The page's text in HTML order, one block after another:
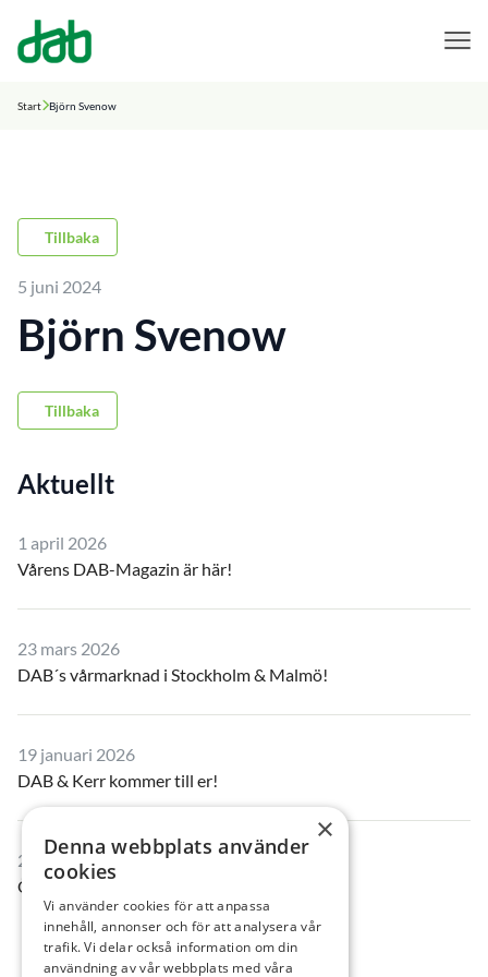
DAB Dental
Start Björn Svenow
Tillbaka
5 juni 2024
Björn Svenow
Tillbaka
Aktuellt
1 april 2026
Vårens DAB-Magazin är här!
23 mars 2026
DAB´s vårmarknad i Stockholm & Malmö!
19 januari 2026
DAB & Kerr kommer till er!
23 december 2025
Öppettider i jul- och nyårshelgen
×
Denna webbplats använder
cookies
Vi använder cookies för att anpassa
innehåll, annonser och för att analysera vår
trafik. Vi delar också information om din
användning av vår webbplats med våra